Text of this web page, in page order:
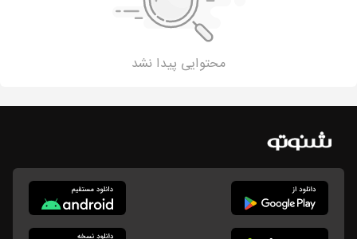
محتوایی پیدا نشد